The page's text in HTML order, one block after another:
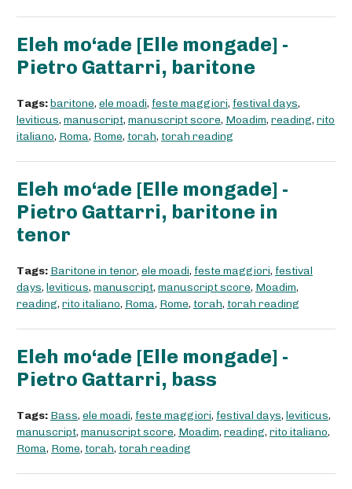
Eleh mo‘ade [Elle mongade] -
Pietro Gattarri, baritone
Tags:baritone, ele moadi, feste maggiori, festival days,
leviticus, manuscript, manuscript score, Moadim, reading, rito
italiano, Roma, Rome, torah, torah reading
Eleh mo‘ade [Elle mongade] -
Pietro Gattarri, baritone in
tenor
Tags: Baritone in tenor, ele moadi, feste maggiori, festival
days, leviticus, manuscript, manuscript score, Moadim,
reading, rito italiano, Roma, Rome, torah, torah reading
Eleh mo‘ade [Elle mongade] -
Pietro Gattarri, bass
Tags: Bass, ele moadi, feste maggiori, festival days, leviticus,
manuscript, manuscript score, Moadim, reading, rito italiano,
Roma, Rome, torah, torah reading